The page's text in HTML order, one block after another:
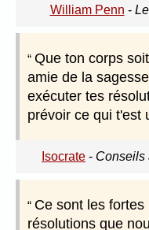
William Penn -
Que ton corps
amie de la
exécuter tes
prévoir ce qui t'est
Isocrate - Conseils
Ce sont les
résolutions que